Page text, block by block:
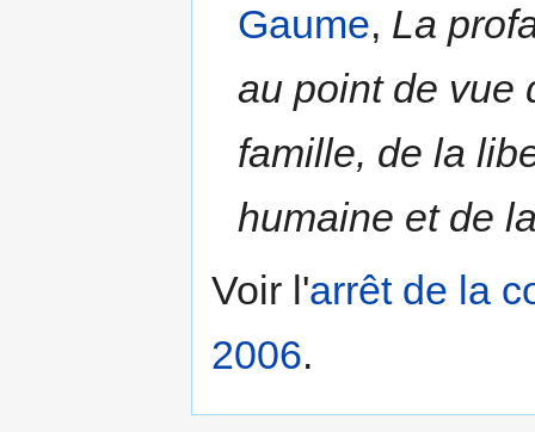
Gaume, La
au point de vue
famille, de la
humaine et de
Voir l'arrêt de la
2006.